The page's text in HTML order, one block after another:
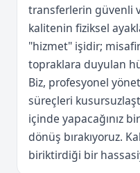
transferlerin güvenli
kalitenin fiziksel
"hizmet" işidir;
topraklara duyulan
Biz, profesyonel
süreçleri
içinde yapacağınız
dönüş bırakıyoruz.
biriktirdiği bir